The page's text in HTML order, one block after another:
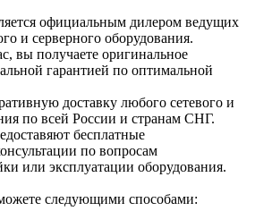
официальным дилером ведущих
и серверного оборудования.
вы получаете оригинальное
гарантией по оптимальной
доставку любого сетевого и
по всей России и странам СНГ.
бесплатные
по вопросам
или эксплуатации оборудования.
следующими способами: